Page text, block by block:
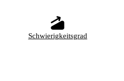
Schwierigkeitsgrad